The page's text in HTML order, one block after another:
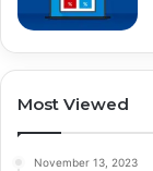
Most Viewed
November 13, 2023